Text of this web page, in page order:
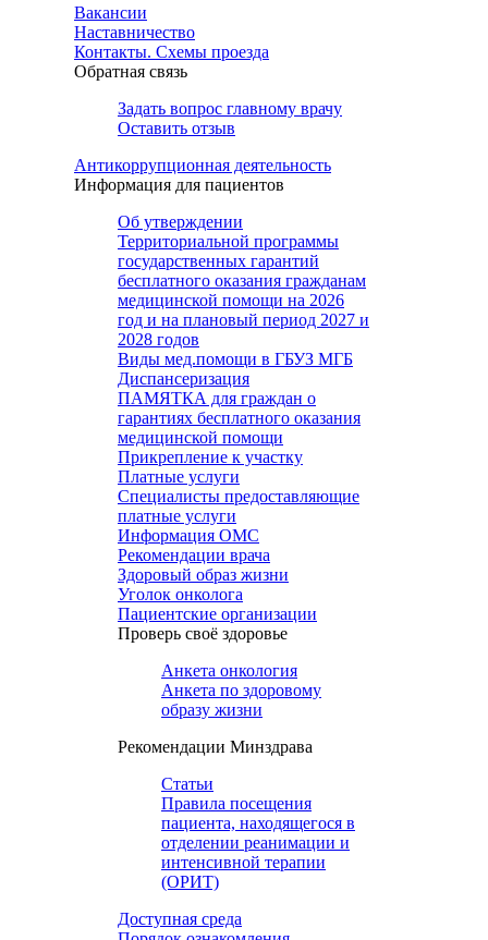
Вакансии
Наставничество
Контакты. Схемы проезда
Обратная связь
Задать вопрос главному врачу
Оставить отзыв
Антикоррупционная деятельность
Информация для пациентов
Об утверждении
Территориальной программы
государственных гарантий
бесплатного оказания гражданам
медицинской помощи на 2026
год и на плановый период 2027 и
2028 годов
Виды мед.помощи в ГБУЗ МГБ
Диспансеризация
ПАМЯТКА для граждан о
гарантиях бесплатного оказания
медицинской помощи
Прикрепление к участку
Платные услуги
Специалисты предоставляющие
платные услуги
Информация ОМС
Рекомендации врача
Здоровый образ жизни
Уголок онколога
Пациентские организации
Проверь своё здоровье
Анкета онкология
Анкета по здоровому
образу жизни
Рекомендации Минздрава
Статьи
Правила посещения
пациента, находящегося в
отделении реанимации и
интенсивной терапии
(ОРИТ)
Доступная среда